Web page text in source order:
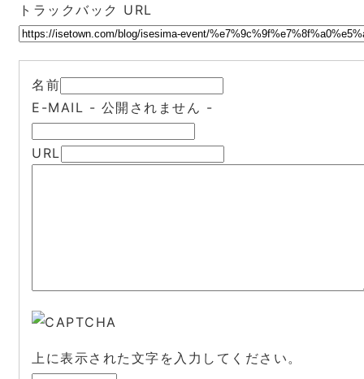
トラックバック URL
名前
E-MAIL - 公開されません -
URL
上に表示された文字を入力してください。